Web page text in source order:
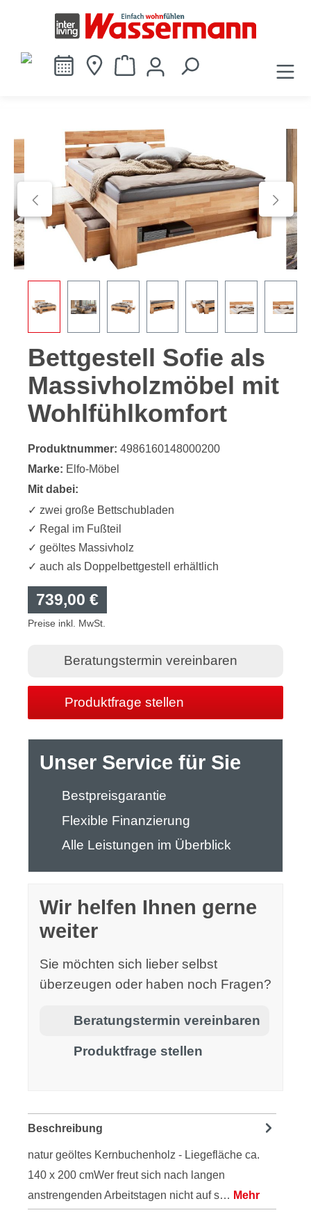
springen
Bildergalerie überspringen
Bettgestell Sofie als
Massivholzmöbel mit
Wohlfühlkomfort
Produktnummer: 4986160148000200
Marke: Elfo-Möbel
Mit dabei:
✓ zwei große Bettschubladen
✓ Regal im Fußteil
✓ geöltes Massivholz
✓ auch als Doppelbettgestell erhältlich
739,00 €
Preise inkl. MwSt.
Beratungstermin vereinbaren
Produktfrage stellen
Unser Service für Sie
Bestpreisgarantie
Flexible Finanzierung
Alle Leistungen im Überblick
Wir helfen Ihnen gerne
weiter
Sie möchten sich lieber selbst
überzeugen oder haben noch Fragen?
Beratungstermin vereinbaren
Produktfrage stellen
Beschreibung
natur geöltes Kernbuchenholz - Liegefläche ca.
140 x 200 cmWer freut sich nach langen
anstrengenden Arbeitstagen nicht auf s… Mehr